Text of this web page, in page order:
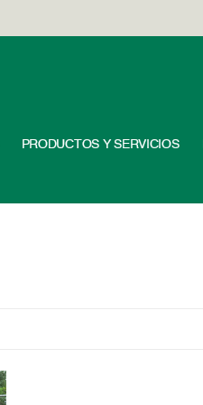
PRODUCTOS Y SERVICIOS